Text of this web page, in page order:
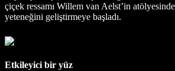
çiçek ressamı Willem van Aelst’in
yeteneğini geliştirmeye başladı.
Etkileyici bir yüz